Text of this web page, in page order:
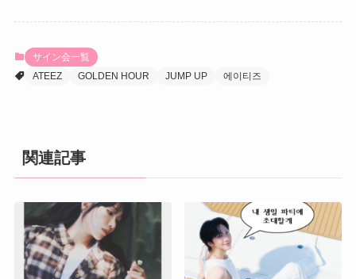
サイン会一覧
ATEEZ
GOLDEN HOUR JUMP UP 에이티즈
関連記事